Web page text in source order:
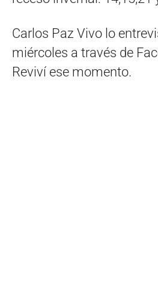
Carlos Paz Vivo lo
miércoles a través de
Reviví ese momento.